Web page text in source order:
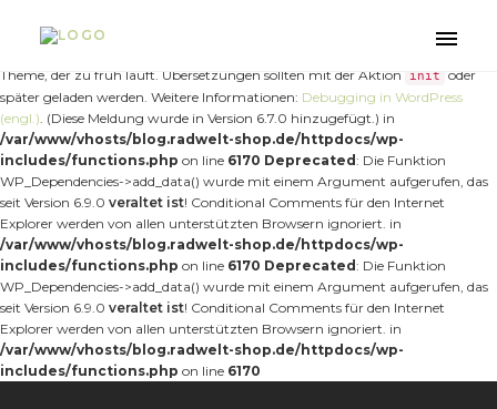
aufgerufen. Das Laden der Übersetzung für die Domain
nt-forester wurde
Theme, der zu früh läuft. Übersetzungen sollten mit der Aktion
init
oder
später geladen werden. Weitere Informationen: Debugging in WordPress
(engl.). (Diese Meldung wurde in Version 6.7.0 hinzugefügt.) in
/var/www/vhosts/blog.radwelt-shop.de/httpdocs/wp-
includes/functions.php on line 6170 Deprecated : Die Funktion
WP_Dependencies->add_data() wurde mit einem Argument aufgerufen, das
seit Version 6.9.0 veraltet ist! Conditional Comments für den Internet
Explorer werden von allen unterstützten Browsern ignoriert. in
/var/www/vhosts/blog.radwelt-shop.de/httpdocs/wp-
includes/functions.php on line 6170 Deprecated : Die Funktion
WP_Dependencies->add_data() wurde mit einem Argument aufgerufen, das
seit Version 6.9.0 veraltet ist! Conditional Comments für den Internet
Explorer werden von allen unterstützten Browsern ignoriert. in
/var/www/vhosts/blog.radwelt-shop.de/httpdocs/wp-
includes/functions.php on line 6170
Toggle